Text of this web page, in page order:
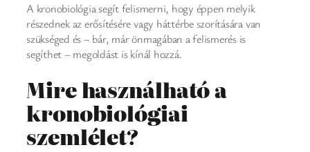
A kronobiológia segít felismerni, hogy éppen melyik
részednek az erősítésére vagy háttérbe szorítására van
szükséged és – bár, már önmagában a felismerés is
segíthet – megoldást is kínál hozzá.
Mire használható a
kronobiológiai
szemlélet?